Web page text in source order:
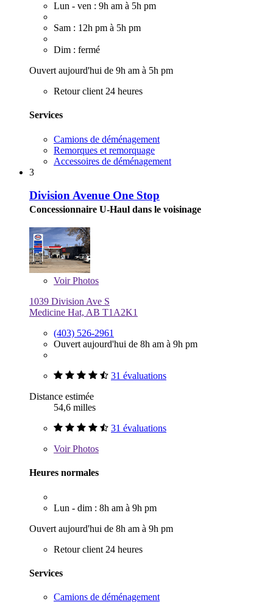
Lun - ven : 9h am à 5h pm
Sam : 12h pm à 5h pm
Dim : fermé
Ouvert aujourd'hui de 9h am à 5h pm
Retour client 24 heures
Services
Camions de déménagement
Remorques et remorquage
Accessoires de déménagement
3
Division Avenue One Stop
Concessionnaire U-Haul dans le voisinage
VoirPhotos
1039 Division Ave S
Medicine Hat, AB T1A2K1
(403) 526-2961
Ouvert aujourd'hui de 8h am à 9h pm
31 évaluations
Distance estimée
54,6 milles
31 évaluations
VoirPhotos
Heures normales
Lun - dim : 8h am à 9h pm
Ouvert aujourd'hui de 8h am à 9h pm
Retour client 24 heures
Services
Camions de déménagement